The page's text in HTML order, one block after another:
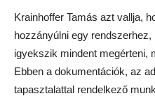
Krainhoffer Tamás azt vallja,
hozzányúlni egy
igyekszik mindent megérteni,
Ebben a dokumentációk, az
tapasztalattal rendelkező